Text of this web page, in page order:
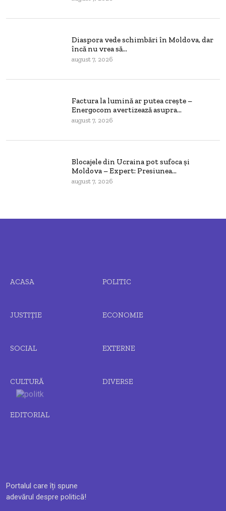
Diaspora vede schimbări în Moldova, dar
încă nu vrea să...
august 7, 2026
Factura la lumină ar putea crește –
Energocom avertizează asupra...
august 7, 2026
Blocajele din Ucraina pot sufoca și
Moldova – Expert: Presiunea...
august 7, 2026
Portalul care îți spune
adevărul despre politică!
ACASA POLITIC
JUSTIȚIE ECONOMIE
SOCIAL EXTERNE
CULTURĂ DIVERSE
EDITORIAL